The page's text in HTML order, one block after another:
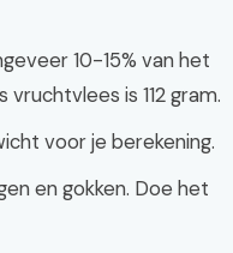
10-15% van het
is 112 gram.
voor je berekening.
en gokken. Doe het